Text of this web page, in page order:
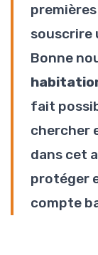
souscrire
Bonne
fait
chercher
dans cet
protéger
compte